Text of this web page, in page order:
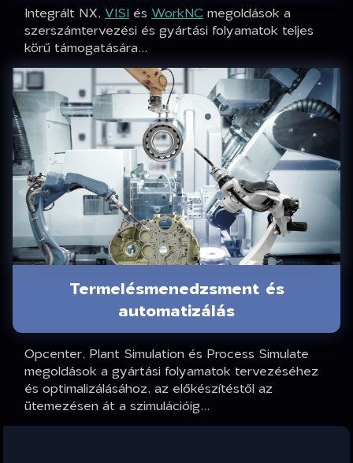
Integrált NX, VISI és WorkNCmegoldások a
szerszámtervezési és gyártási folyamatok teljes
körű támogatására...
Termelésmenedzsment és
automatizálás
Opcenter, Plant Simulation és Process Simulate
megoldások a gyártási folyamatok tervezéséhez
és optimalizálásához, az előkészítéstől az
ütemezésen át a szimulációig...